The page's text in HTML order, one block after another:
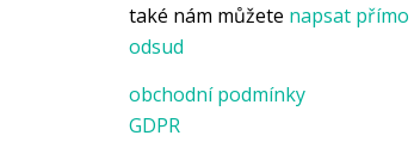
také nám můžete napsat přímo
odsud
obchodní podmínky
GDPR